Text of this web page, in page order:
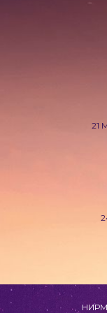
21